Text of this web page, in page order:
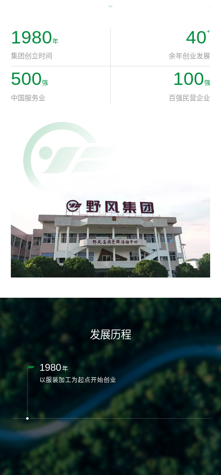
以医药健康产业为主，涵盖医药原料药、制剂、医疗器械、劳保
类；康吉尔药业为目前国内最大的专业生产非PVC多层共挤膜软
袋大输液生产基地之一；科冠聚合物专业生产绿色水性底胶、丙
广阔；野风博聚新材料聚焦于高性能新材料的研发、生产及工程
池电解液等产品，可为5G通讯、电子电器、轨道交通、航空航
天、医疗健康等行业提供全球化供应链产品；野风医疗器械专业
从事第一、二、三类医疗器械的研发、设计、生产和销售；产发
热电响应政府的环保政策要求，建设生物质锅炉，具备年产40万
安全，年处理工业固废10万余吨；野风服饰专业生产工装夹克、
工装裤、连体工作服、防寒夹克、雨衣、阻燃工作服、防静电工
作服、消防战斗服等劳保工作服。
野风房地产业成长于20世纪90年代初期，是最早从事房地产业的
民营企业之一。业务范围主要集中于长三角地区，以开发城市公
寓、写字楼、别墅等业态为主，形成了从各种形态的住宅及公建
项目的开发和运营服务。累计开发近300余万方，如杭州施家花
房地产协会及建设部颁发的"广厦奖"、"中国土木工程詹天佑奖住
宅小区金奖"等国家级荣誉，并曾入围房地产开发企业浙江省30
强，长三角80强。近年来随着房地产行业分化不断加快，野风房
产率先以包容、开放的姿态与更多的企业形成战略合作由传统的
房产开发向“投资+开发+运营”的多元化复合地产转型升级，向金
融地产基金转型，成立了专业地产基金投资平台，累计管理投资
规模近百亿元。
现代农业是野风集团近年来大力培育发展的产业，东阳皇野生态
农业有限公司以绿色健康产品为社会创造价值为己任，以两头乌
循环农业发展模式，让“皇野”品牌走进老百姓的菜篮子。
1980年
集团创立时间
40+
余年创业发展
500强
中国服务业
100强
百强民营企业
发展历程
1980年
以服装加工为起点开始创业